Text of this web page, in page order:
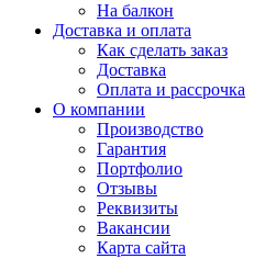
На балкон
Доставка и оплата
Как сделать заказ
Доставка
Оплата и рассрочка
О компании
Производство
Гарантия
Портфолио
Отзывы
Реквизиты
Вакансии
Карта сайта